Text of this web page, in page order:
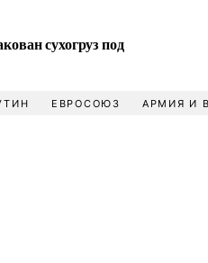
сухогруз под
ЕВРОСОЮЗ АРМИЯ И